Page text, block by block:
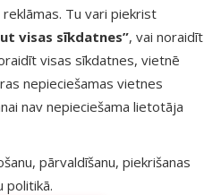
Tu vari piekrist
visas sīkdatnes”, vai noraidīt
visas sīkdatnes, vietnē
nepieciešamas vietnes
nav nepieciešama lietotāja
pārvaldīšanu, piekrišanas
politikā.
Versele-Laga
40493
5410340613122